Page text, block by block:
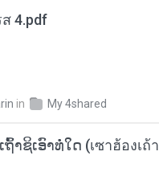
4.pdf
in My 4shared